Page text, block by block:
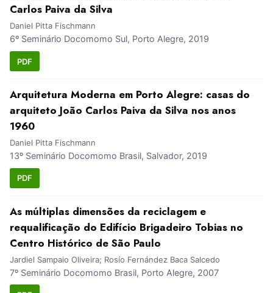
Carlos Paiva da Silva
Daniel Pitta Fischmann
6º Seminário Docomomo Sul, Porto Alegre, 2019
PDF
Arquitetura Moderna em Porto Alegre: casas do
arquiteto João Carlos Paiva da Silva nos anos
1960
Daniel Pitta Fischmann
13º Seminário Docomomo Brasil, Salvador, 2019
PDF
As múltiplas dimensões da reciclagem e
requalificação do Edifício Brigadeiro Tobias no
Centro Histórico de São Paulo
Jardiel Sampaio Oliveira; Rosío Fernández Baca Salcedo
7º Seminário Docomomo Brasil, Porto Alegre, 2007